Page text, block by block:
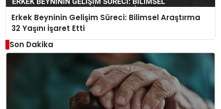
Erkek Beyninin Gelişim Süreci: Bilimsel Araştırma
32 Yaşını İşaret Etti
Son Dakika